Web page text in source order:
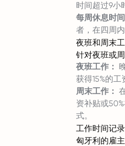
时间超过9小
每周休息时
者，在四周
夜班和周末
针对夜班或
夜班工作：
获得15%的
周末工作：
资补贴或
式。
工作时间记
匈牙利的雇